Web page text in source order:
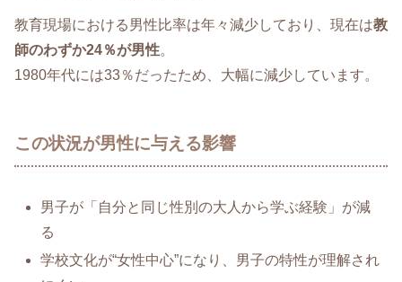
教育現場における男性比率は年々減少しており、現在は教
師のわずか24％が男性。
1980年代には33％だったため、大幅に減少しています。
この状況が男性に与える影響
男子が「自分と同じ性別の大人から学ぶ経験」が減
る
学校文化が“女性中心”になり、男子の特性が理解され